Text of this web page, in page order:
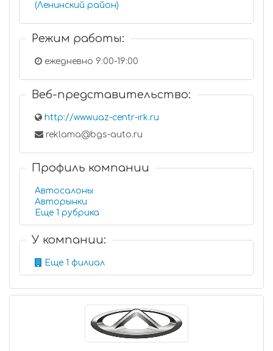
(Ленинский район)
Режим работы:
ежедневно 9:00-19:00
Веб-представительство:
http://www.uaz-centr-irk.ru
reklama@bgs-auto.ru
Профиль компании
Автосалоны
Авторынки
Еще 1 рубрика
У компании:
Еще 1 филиал